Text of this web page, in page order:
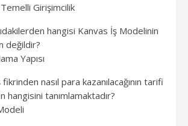
Girişimcilik
hangisi Kanvas İş Modelinin
değildir?
Yapısı
nasıl para kazanılacağının tarifi
hangisini tanımlamaktadır?